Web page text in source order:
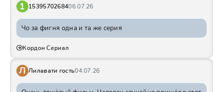
1 1539570268406.07.26
Чо за фигня одна и та же серия
Кордон Сериал
Л Лилавати гость04.07.26